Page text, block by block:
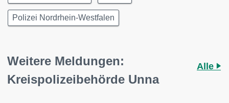
Polizei Nordrhein-Westfalen
Weitere Meldungen:
Kreispolizeibehörde Unna
Alle